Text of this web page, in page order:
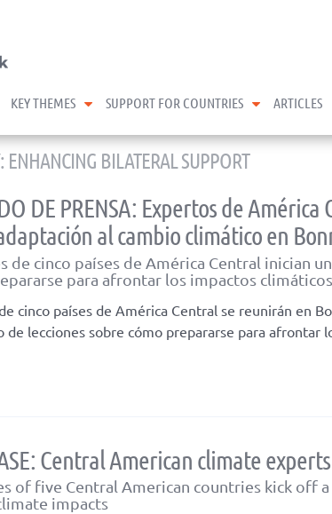
child menu
KEY THEMES expand child menu
SUPPORT FOR COUNTRIES expand
ARTICLES
ENHANCING BILATERAL SUPPORT
DE PRENSA: Expertos de
al cambio climático en
de cinco países de América Central inician
para afrontar los impactos climáticos
cinco países de América Central se reunirán en
lecciones sobre cómo prepararse para afrontar
Central American climate
of five Central American countries kick off
impacts